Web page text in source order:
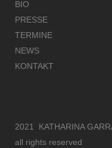
BIO
PRESSE
TERMINE
NEWS
KONTAKT
2021 KATHARINA
all rights reserved